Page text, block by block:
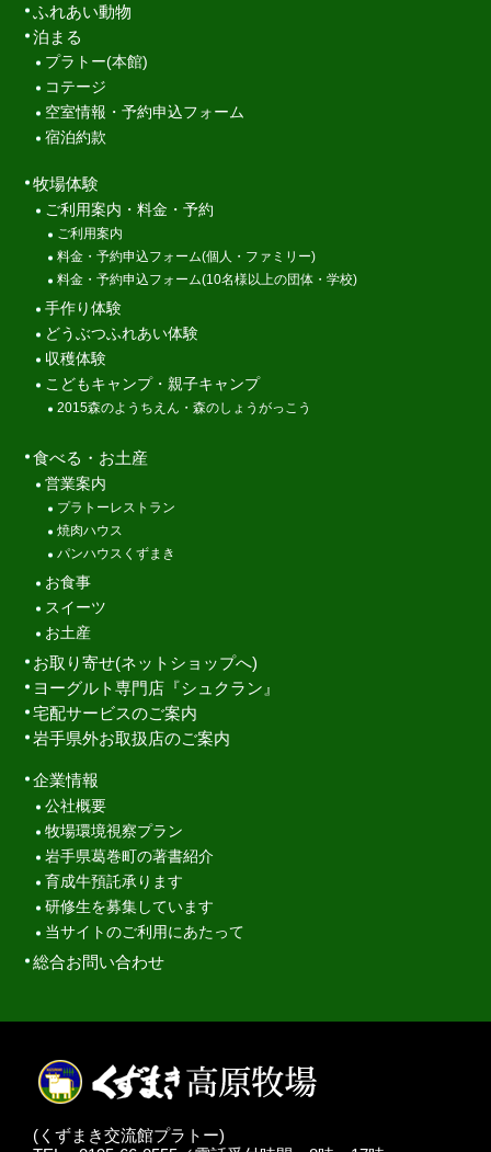
ふれあい動物
泊まる
プラトー(本館)
コテージ
空室情報・予約申込フォーム
宿泊約款
牧場体験
ご利用案内・料金・予約
ご利用案内
料金・予約申込フォーム(個人・ファミリー)
料金・予約申込フォーム(10名様以上の団体・学校)
手作り体験
どうぶつふれあい体験
収穫体験
こどもキャンプ・親子キャンプ
2015森のようちえん・森のしょうがっこう
食べる・お土産
営業案内
プラトーレストラン
焼肉ハウス
パンハウスくずまき
お食事
スイーツ
お土産
お取り寄せ(ネットショップへ)
ヨーグルト専門店『シュクラン』
宅配サービスのご案内
岩手県外お取扱店のご案内
企業情報
公社概要
牧場環境視察プラン
岩手県葛巻町の著書紹介
育成牛預託承ります
研修生を募集しています
当サイトのご利用にあたって
総合お問い合わせ
(くずまき交流館プラトー)